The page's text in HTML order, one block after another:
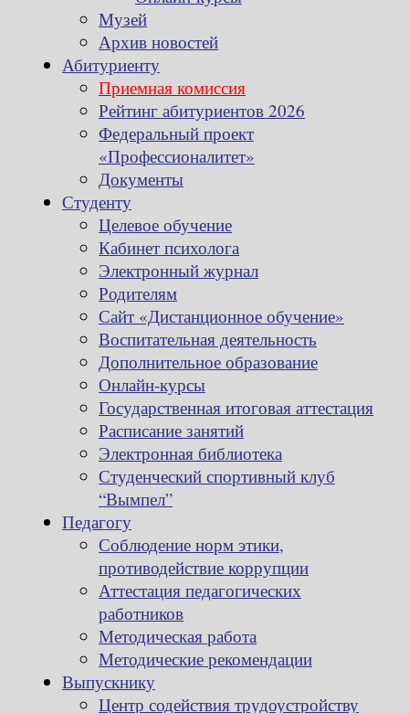
Музей
Архив новостей
Абитуриенту
Приемная комиссия
Рейтинг абитуриентов 2026
Федеральный проект
«Профессионалитет»
Документы
Студенту
Целевое обучение
Кабинет психолога
Электронный журнал
Родителям
Сайт «Дистанционное обучение»
Воспитательная деятельность
Дополнительное образование
Онлайн-курсы
Государственная итоговая аттестация
Расписание занятий
Электронная библиотека
Студенческий спортивный клуб
“Вымпел”
Педагогу
Соблюдение норм этики,
противодействие коррупции
Аттестация педагогических
работников
Методическая работа
Методические рекомендации
Выпускнику
Центр содействия трудоустройству